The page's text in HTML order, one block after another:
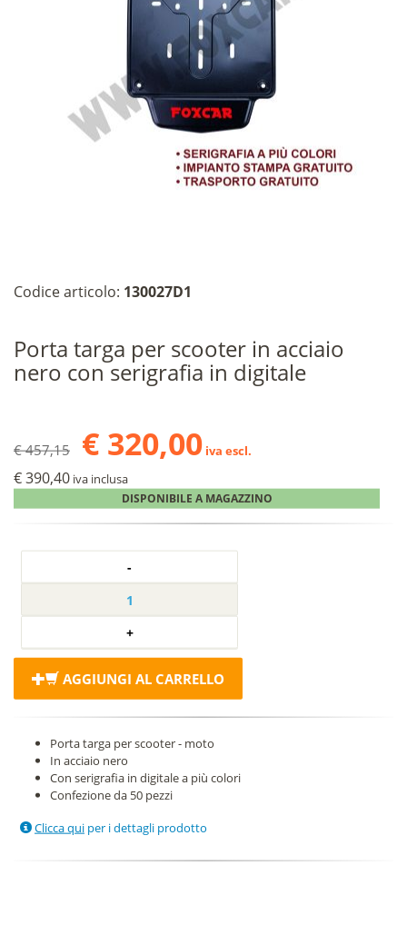
Codice articolo: 130027D1
Porta targa per scooter in acciaio
nero con serigrafia in digitale
€ 457,15 € 320,00 iva escl.
€ 390,40 iva inclusa
DISPONIBILE A MAGAZZINO
AGGIUNGI AL CARRELLO
Porta targa per scooter - moto
In acciaio nero
Con serigrafia in digitale a più colori
Confezione da 50 pezzi
Clicca qui per i dettagli prodotto